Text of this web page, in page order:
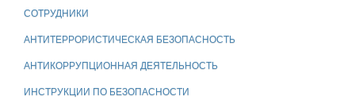
СОТРУДНИКИ
АНТИТЕРРОРИСТИЧЕСКАЯ БЕЗОПАСНОСТЬ
АНТИКОРРУПЦИОННАЯ ДЕЯТЕЛЬНОСТЬ
ИНСТРУКЦИИ ПО БЕЗОПАСНОСТИ